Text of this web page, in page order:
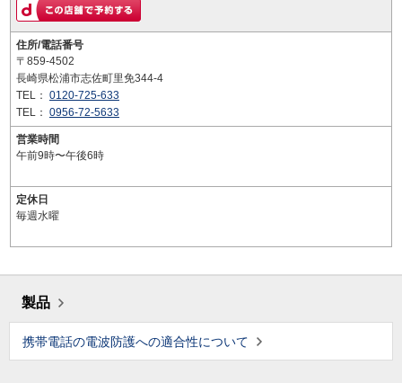
住所/電話番号
〒859-4502
長崎県松浦市志佐町里免344-4
TEL： 0120-725-633
TEL： 0956-72-5633
営業時間
午前9時〜午後6時
定休日
毎週水曜
製品
携帯電話の電波防護への適合性について